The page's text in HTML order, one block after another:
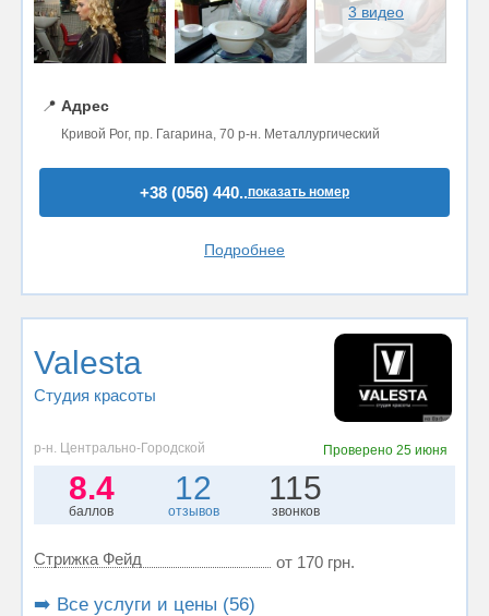
3 видео
📍 Адрес
Кривой Рог, пр. Гагарина, 70 р-н. Металлургический
+38 (056) 440..показать номер
Подробнее
Valesta
Студия красоты
р-н. Центрально-Городской Проверено 25 июня
8.4
баллов
12
отзывов
115
звонков
Стрижка Фейд от 170 грн.
➡️ Все услуги и цены (56)